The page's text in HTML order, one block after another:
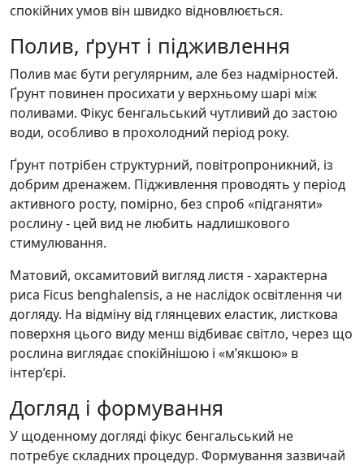
спокійних умов він швидко відновлюється.
Полив, ґрунт і підживлення
Полив має бути регулярним, але без надмірностей.
Ґрунт повинен просихати у верхньому шарі між
поливами. Фікус бенгальський чутливий до застою
води, особливо в прохолодний період року.
Ґрунт потрібен структурний, повітропроникний, із
добрим дренажем. Підживлення проводять у період
активного росту, помірно, без спроб «підганяти»
рослину - цей вид не любить надлишкового
стимулювання.
Матовий, оксамитовий вигляд листя - характерна
риса Ficus benghalensis, а не наслідок освітлення чи
догляду. На відміну від глянцевих еластик, листкова
поверхня цього виду менш відбиває світло, через що
рослина виглядає спокійнішою і «м’якшою» в
інтер’єрі.
Догляд і формування
У щоденному догляді фікус бенгальський не
потребує складних процедур. Формування зазвичай